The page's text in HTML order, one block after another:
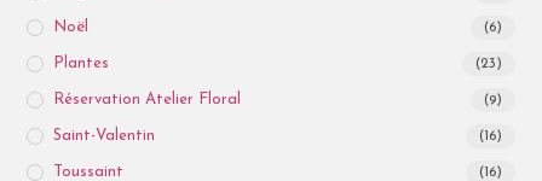
Noël (6)
Plantes (23)
Réservation Atelier Floral (9)
Saint-Valentin (16)
Toussaint (16)